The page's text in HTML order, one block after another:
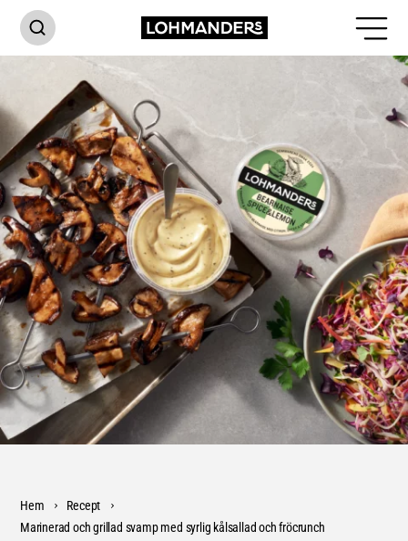
Hem
Recept
Marinerad och grillad svamp med syrlig kålsallad och fröcrunch